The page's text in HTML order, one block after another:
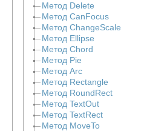
Метод Delete
Метод CanFocus
Метод ChangeScale
Метод Ellipse
Метод Chord
Метод Pie
Метод Arc
Метод Rectangle
Метод RoundRect
Метод TextOut
Метод TextRect
Метод MoveTo